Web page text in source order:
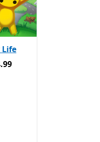
l’application
Life